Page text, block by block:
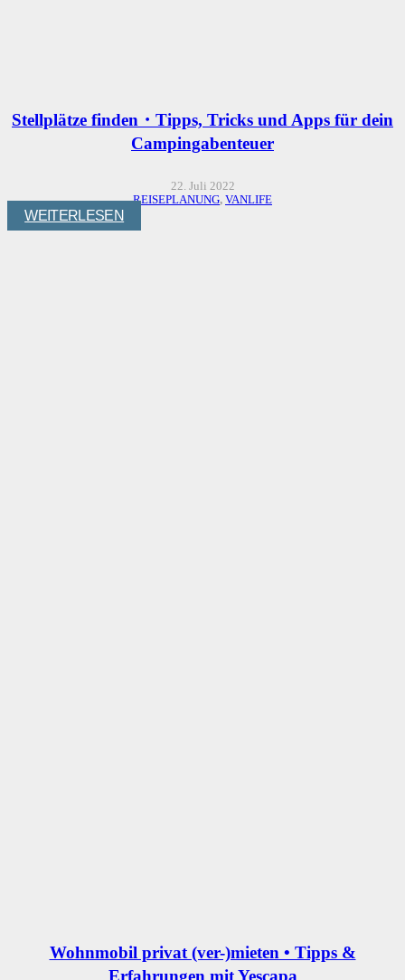
Stellplätze finden・Tipps, Tricks und Apps für dein
Campingabenteuer
22. Juli 2022
REISEPLANUNG, VANLIFE
WEITERLESEN
Wohnmobil privat (ver-)mieten • Tipps &
Erfahrungen mit Yescapa